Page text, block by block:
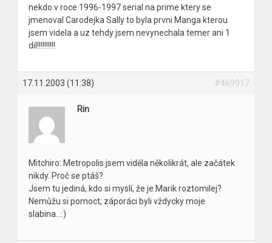
nekdo v roce 1996-1997 serial na prime ktery se
jmenoval Carodejka Sally to byla prvni Manga kterou
jsem videla a uz tehdy jsem nevynechala temer ani 1
dil!!!!!!!!!!
17.11.2003 (11:38) #469917
Rin
Mitchiro: Metropolis jsem viděla několikrát, ale začátek
nikdy. Proč se ptáš?
Jsem tu jediná, kdo si myslí, že je Marik roztomilej?
Nemůžu si pomoct, záporáci byli vždycky moje
slabina…:)